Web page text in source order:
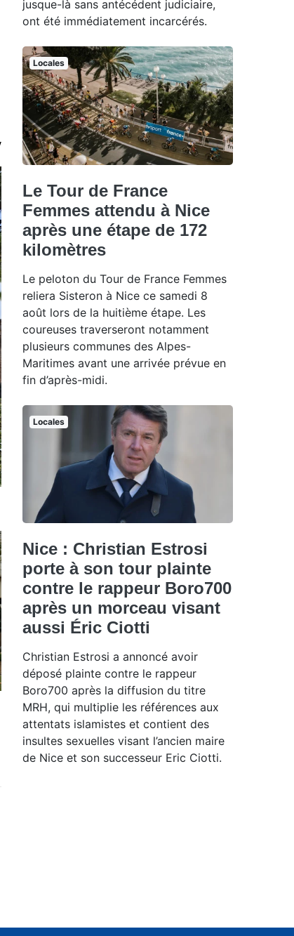
jusque-là sans antécédent judiciaire,
ont été immédiatement incarcérés.
Locales
Le Tour de France
Femmes attendu à Nice
après une étape de 172
kilomètres
Le peloton du Tour de France Femmes
reliera Sisteron à Nice ce samedi 8
août lors de la huitième étape. Les
coureuses traverseront notamment
plusieurs communes des Alpes-
Maritimes avant une arrivée prévue en
fin d’après-midi.
Locales
Nice : Christian Estrosi
porte à son tour plainte
contre le rappeur Boro700
après un morceau visant
aussi Éric Ciotti
Christian Estrosi a annoncé avoir
déposé plainte contre le rappeur
Boro700 après la diffusion du titre
MRH, qui multiplie les références aux
attentats islamistes et contient des
insultes sexuelles visant l’ancien maire
de Nice et son successeur Eric Ciotti.